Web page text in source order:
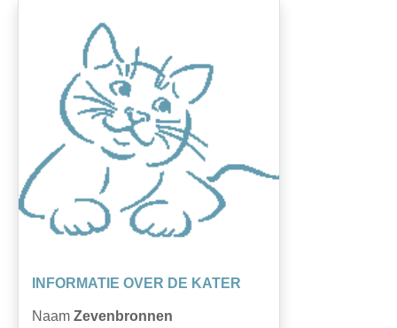
INFORMATIE OVER DE KATER
Naam Zevenbronnen